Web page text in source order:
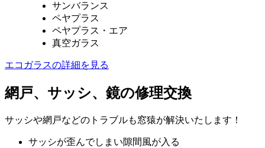
サンバランス
ペヤプラス
ペヤプラス・エア
真空ガラス
エコガラスの詳細を見る
網戸、サッシ、鏡の修理交換
サッシや網戸などのトラブルも窓猿が解決いたします！
サッシが歪んでしまい隙間風が入る